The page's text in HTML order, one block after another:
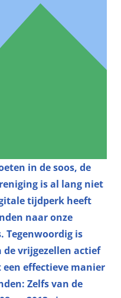
in de soos, de
is al lang niet
tijdperk heeft
naar onze
Tegenwoordig is
vrijgezellen actief
effectieve manier
Zelfs van de